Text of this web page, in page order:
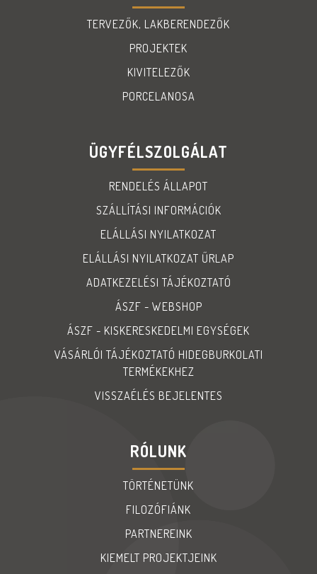
TERVEZŐK, LAKBERENDEZŐK
PROJEKTEK
KIVITELEZŐK
PORCELANOSA
ÜGYFÉLSZOLGÁLAT
RENDELÉS ÁLLAPOT
SZÁLLÍTÁSI INFORMÁCIÓK
ELÁLLÁSI NYILATKOZAT
ELÁLLÁSI NYILATKOZAT ŰRLAP
ADATKEZELÉSI TÁJÉKOZTATÓ
ÁSZF - WEBSHOP
ÁSZF - KISKERESKEDELMI EGYSÉGEK
VÁSÁRLÓI TÁJÉKOZTATÓ HIDEGBURKOLATI
TERMÉKEKHEZ
VISSZAÉLÉS BEJELENTES
RÓLUNK
TÖRTÉNETÜNK
FILOZÓFIÁNK
PARTNEREINK
KIEMELT PROJEKTJEINK